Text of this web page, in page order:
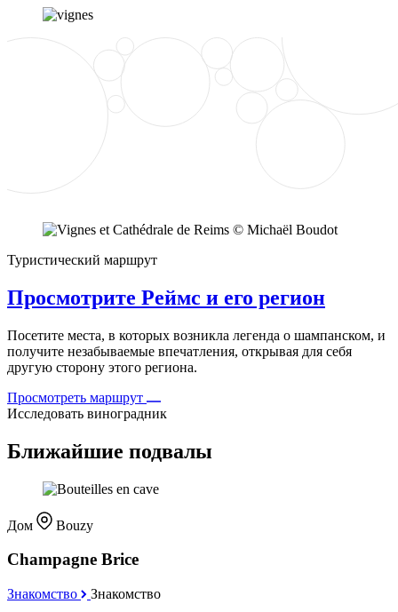
Туристический маршрут
Просмотрите Реймс и его регион
Посетите места, в которых возникла легенда о шампанском, и
получите незабываемые впечатления, открывая для себя
другую сторону этого региона.
Просмотреть маршрут
Исследовать виноградник
Ближайшие подвалы
Дом Bouzy
Champagne Brice
Знакомство Знакомство